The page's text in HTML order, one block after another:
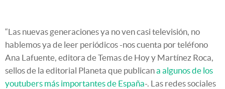
“Las nuevas generaciones ya no ven casi televisión, no
hablemos ya de leer periódicos -nos cuenta por teléfono
Ana Lafuente, editora de Temas de Hoy y Martínez Roca,
sellos de la editorial Planeta que publicana algunos de los
youtubers más importantes de España-. Las redes sociales